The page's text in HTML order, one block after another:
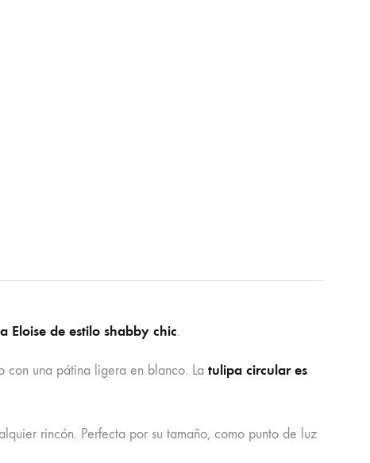
Eloise de estilo shabby chic.
con una pátina ligera en blanco. La tulipa circular es
rincón. Perfecta por su tamaño, como punto de luz